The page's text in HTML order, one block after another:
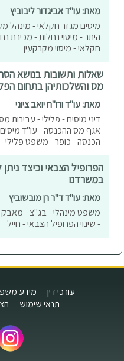
מאת: עו"ד אביגדור ליבוביץ
מיסים מגזר חקלאי - מינהל
היתר - מיסוי נחלות - מכירת
חקלאי - מיסוי מקרקעין
שאלות ותשובות בנושא
מס והשלכותיהן בתחום
מאת: עו"ד ורו"ח יואב ציוני
דיני מיסים - פלילי - עבירות
אגף מס ההכנסה - עו"ד
הכנסה - כופר - משפט פלילי
הפרופיל הצבאי וכיצד
במשרדנו
מאת: עו"ד ד"ר רן מובשוביץ
משפט מינהלי - בג"צ - מאבק
- שינוי הפרופיל הצבאי - חייל
עורכי דין
מידע
תנאי שימוש